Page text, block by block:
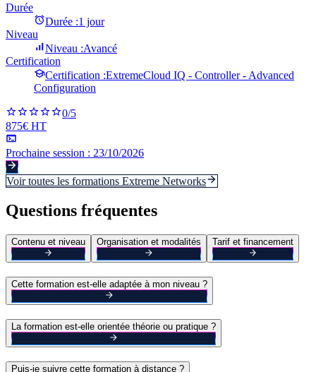
Durée
Durée :1 jour
Niveau
Niveau :Avancé
Certification
Certification :ExtremeCloud IQ - Controller - Advanced
Configuration
0/5
875€ HT
Prochaine session : 23/10/2026
Voir toutes les formations Extreme Networks
Questions fréquentes
Contenu et niveau Organisation et modalités Tarif et financement
Cette formation est-elle adaptée à mon niveau ?
La formation est-elle orientée théorie ou pratique ?
Puis-je suivre cette formation à distance ?